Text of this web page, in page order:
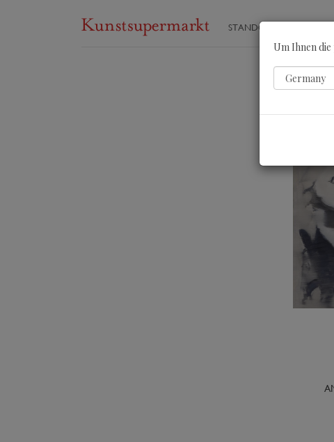
STANDORTE
Um Ihnen die